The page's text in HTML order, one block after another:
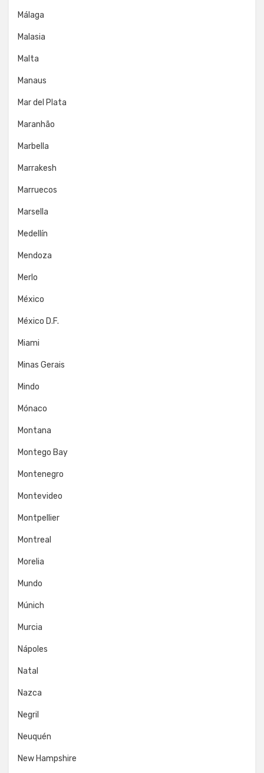
Málaga
Malasia
Malta
Manaus
Mar del Plata
Maranhão
Marbella
Marrakesh
Marruecos
Marsella
Medellín
Mendoza
Merlo
México
México D.F.
Miami
Minas Gerais
Mindo
Mónaco
Montana
Montego Bay
Montenegro
Montevideo
Montpellier
Montreal
Morelia
Mundo
Múnich
Murcia
Nápoles
Natal
Nazca
Negril
Neuquén
New Hampshire